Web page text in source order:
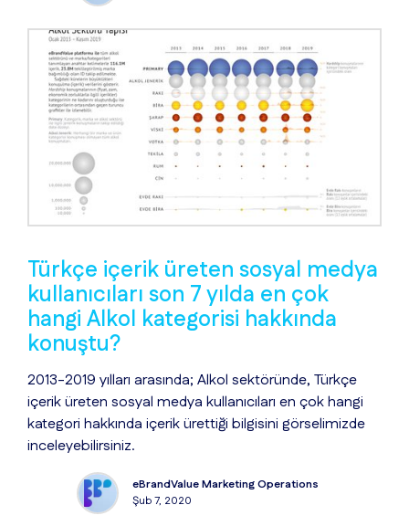
Türkçe içerik üreten sosyal medya
kullanıcıları son 7 yılda en çok
hangi Alkol kategorisi hakkında
konuştu?
2013-2019 yılları arasında; Alkol sektöründe, Türkçe
içerik üreten sosyal medya kullanıcıları en çok hangi
kategori hakkında içerik ürettiği bilgisini görselimizde
inceleyebilirsiniz.
eBrandValue Marketing Operations
Şub 7, 2020